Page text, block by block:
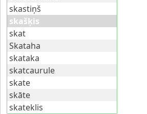
skastiņš
skašķis
skat
Skataha
skataka
skatcaurule
skate
skāte
skateklis